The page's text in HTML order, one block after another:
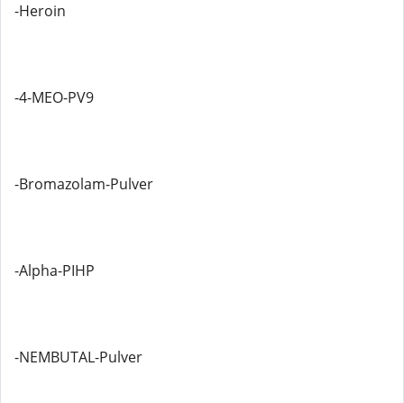
-Heroin
-4-MEO-PV9
-Bromazolam-Pulver
-Alpha-PIHP
-NEMBUTAL-Pulver